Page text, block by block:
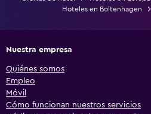
Hoteles en Boltenhagen
Nuestra empresa
Quiénes somos
Empleo
Móvil
Cómo funcionan nuestros servicios